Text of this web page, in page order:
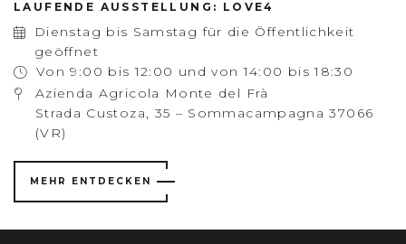
LAUFENDE AUSSTELLUNG: LOVE4
Dienstag bis Samstag für die Öffentlichkeit
geöffnet
Von 9:00 bis 12:00 und von 14:00 bis 18:30
Azienda Agricola Monte del Frà
Strada Custoza, 35 – Sommacampagna 37066
(VR)
MEHR ENTDECKEN